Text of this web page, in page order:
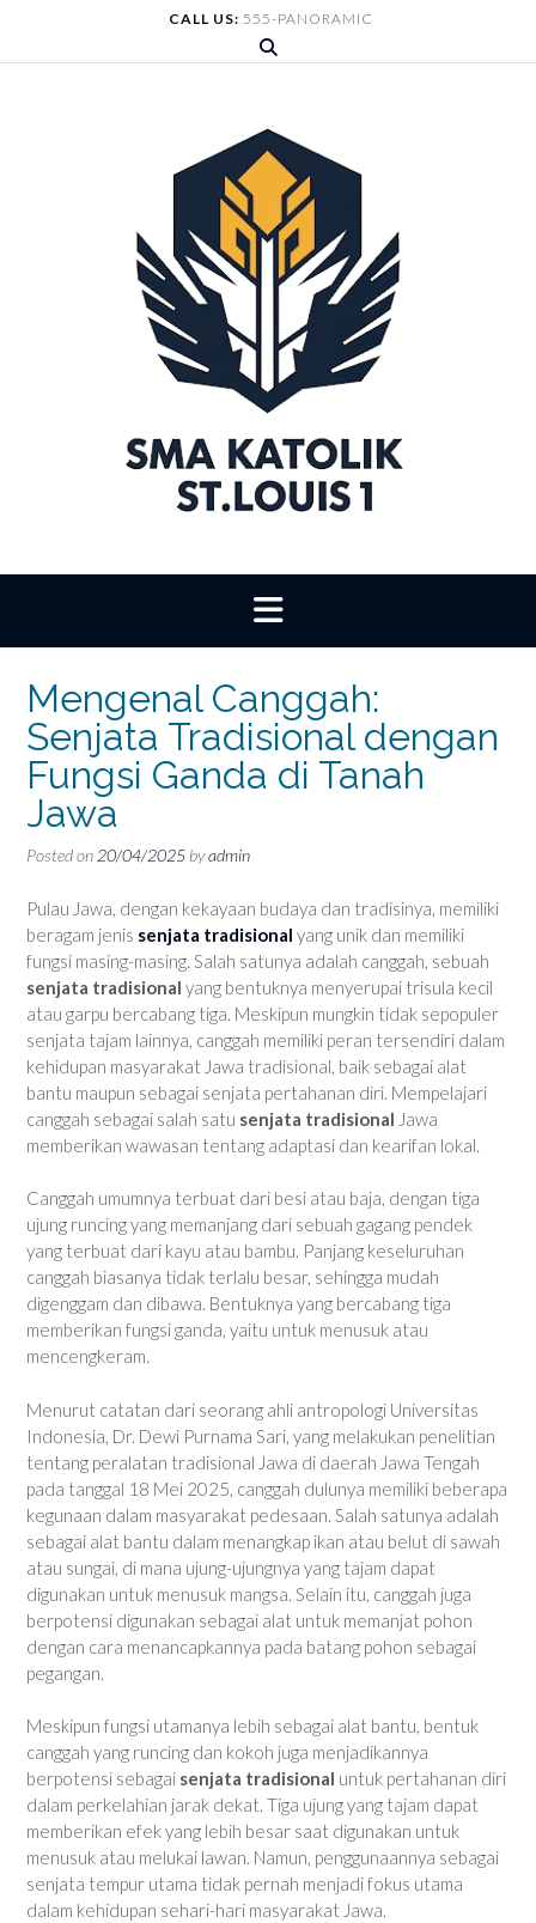
content
CALL US: 555-PANORAMIC
Mengenal Canggah:
Senjata Tradisional dengan
Fungsi Ganda di Tanah
Jawa
Posted on 20/04/2025 byadmin
Pulau Jawa, dengan kekayaan budaya dan tradisinya, memiliki
beragam jenis senjata tradisional yang unik dan memiliki
fungsi masing-masing. Salah satunya adalah canggah, sebuah
senjata tradisional yang bentuknya menyerupai trisula kecil
atau garpu bercabang tiga. Meskipun mungkin tidak sepopuler
senjata tajam lainnya, canggah memiliki peran tersendiri dalam
kehidupan masyarakat Jawa tradisional, baik sebagai alat
bantu maupun sebagai senjata pertahanan diri. Mempelajari
canggah sebagai salah satu senjata tradisional Jawa
memberikan wawasan tentang adaptasi dan kearifan lokal.
Canggah umumnya terbuat dari besi atau baja, dengan tiga
ujung runcing yang memanjang dari sebuah gagang pendek
yang terbuat dari kayu atau bambu. Panjang keseluruhan
canggah biasanya tidak terlalu besar, sehingga mudah
digenggam dan dibawa. Bentuknya yang bercabang tiga
memberikan fungsi ganda, yaitu untuk menusuk atau
mencengkeram.
Menurut catatan dari seorang ahli antropologi Universitas
Indonesia, Dr. Dewi Purnama Sari, yang melakukan penelitian
tentang peralatan tradisional Jawa di daerah Jawa Tengah
pada tanggal 18 Mei 2025, canggah dulunya memiliki beberapa
kegunaan dalam masyarakat pedesaan. Salah satunya adalah
sebagai alat bantu dalam menangkap ikan atau belut di sawah
atau sungai, di mana ujung-ujungnya yang tajam dapat
digunakan untuk menusuk mangsa. Selain itu, canggah juga
berpotensi digunakan sebagai alat untuk memanjat pohon
dengan cara menancapkannya pada batang pohon sebagai
pegangan.
Meskipun fungsi utamanya lebih sebagai alat bantu, bentuk
canggah yang runcing dan kokoh juga menjadikannya
berpotensi sebagai senjata tradisional untuk pertahanan diri
dalam perkelahian jarak dekat. Tiga ujung yang tajam dapat
memberikan efek yang lebih besar saat digunakan untuk
menusuk atau melukai lawan. Namun, penggunaannya sebagai
senjata tempur utama tidak pernah menjadi fokus utama
dalam kehidupan sehari-hari masyarakat Jawa.